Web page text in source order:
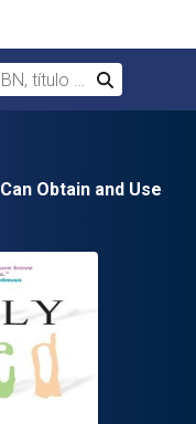
título o autor
Buscar
Obtain and Use